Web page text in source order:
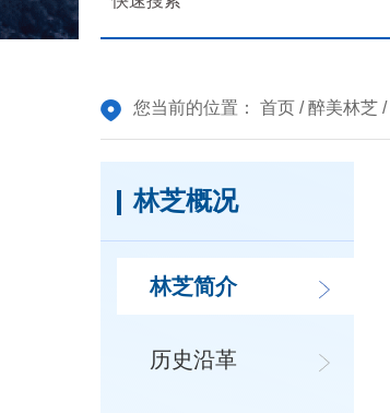
您当前的位置： 首页 /醉美林芝 /
林芝概况
林芝简介
历史沿革